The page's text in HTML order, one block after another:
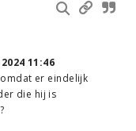
11:46
omdat er eindelijk
die hij is